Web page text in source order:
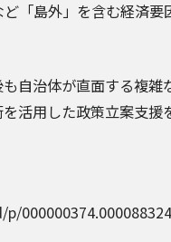
「島外」を含む経済要
自治体が直面する複雑
活用した政策立案支援